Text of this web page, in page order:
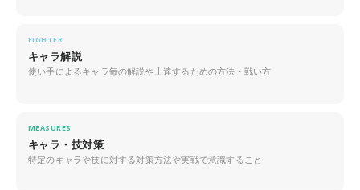
FIGHTER
キャラ解説
使い手によるキャラ毎の解説や上達するための方法・戦い方
MEASURES
キャラ・技対策
特定のキャラや技に対する対策方法や実戦で意識すること